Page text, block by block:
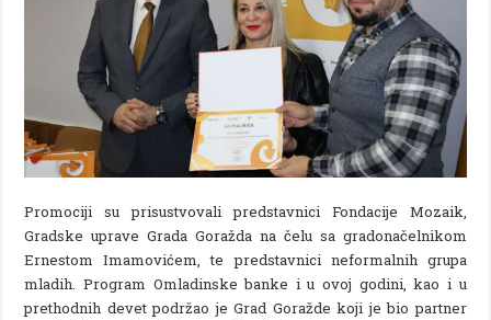
Promociji su prisustvovali predstavnici Fondacije Mozaik,
Gradske uprave Grada Goražda na čelu sa gradonačelnikom
Ernestom Imamovićem, te predstavnici neformalnih grupa
mladih. Program Omladinske banke i u ovoj godini, kao i u
prethodnih devet podržao je Grad Goražde koji je bio partner